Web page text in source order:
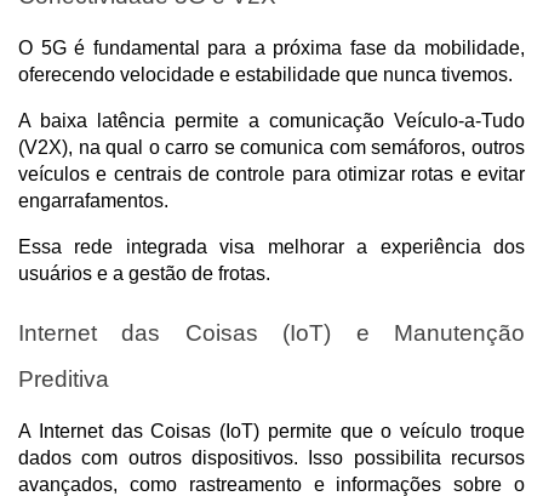
O 5G é fundamental para a próxima fase da mobilidade,
oferecendo velocidade e estabilidade que nunca tivemos.
A baixa latência permite a comunicação Veículo-a-Tudo
(V2X), na qual o carro se comunica com semáforos, outros
veículos e centrais de controle para otimizar rotas e evitar
engarrafamentos.
Essa rede integrada visa melhorar a experiência dos
usuários e a gestão de frotas.
Internet das Coisas (IoT) e Manutenção
Preditiva
A Internet das Coisas (IoT) permite que o veículo troque
dados com outros dispositivos. Isso possibilita recursos
avançados, como rastreamento e informações sobre o